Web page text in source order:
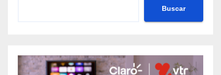
Buscar